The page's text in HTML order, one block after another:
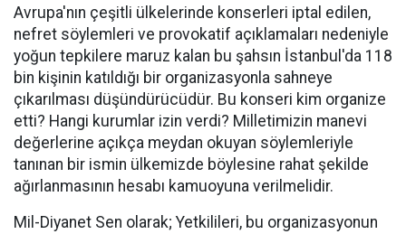
Avrupa'nın çeşitli ülkelerinde konserleri iptal edilen,
nefret söylemleri ve provokatif açıklamaları nedeniyle
yoğun tepkilere maruz kalan bu şahsın İstanbul'da 118
bin kişinin katıldığı bir organizasyonla sahneye
çıkarılması düşündürücüdür. Bu konseri kim organize
etti? Hangi kurumlar izin verdi? Milletimizin manevi
değerlerine açıkça meydan okuyan söylemleriyle
tanınan bir ismin ülkemizde böylesine rahat şekilde
ağırlanmasının hesabı kamuoyuna verilmelidir.
Mil-Diyanet Sen olarak; Yetkilileri, bu organizasyonun